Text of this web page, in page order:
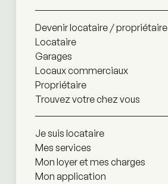
Devenir locataire / propriétaire
Locataire
Garages
Locaux commerciaux
Propriétaire
Trouvez votre chez vous
Je suis locataire
Mes services
Mon loyer et mes charges
Mon application